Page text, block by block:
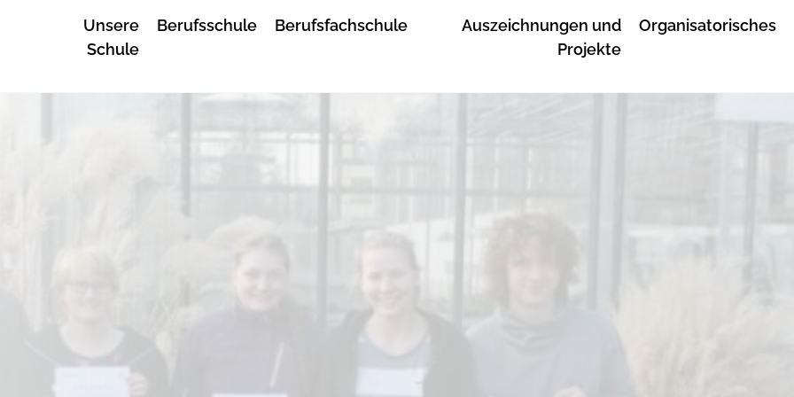
Unsere
Schule
Berufsschule Berufsfachschule
Auszeichnungen und
Projekte
Organisatorisches